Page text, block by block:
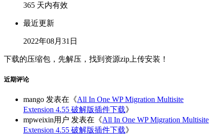
365 天内有效
最近更新
2022年08月31日
下载的压缩包，先解压，找到资源zip上传安装！
近期评论
mango 发表在《All In One WP Migration Multisite
Extension 4.55 破解版插件下载》
mpweixin用户 发表在《All In One WP Migration Multisite
Extension 4.55 破解版插件下载》